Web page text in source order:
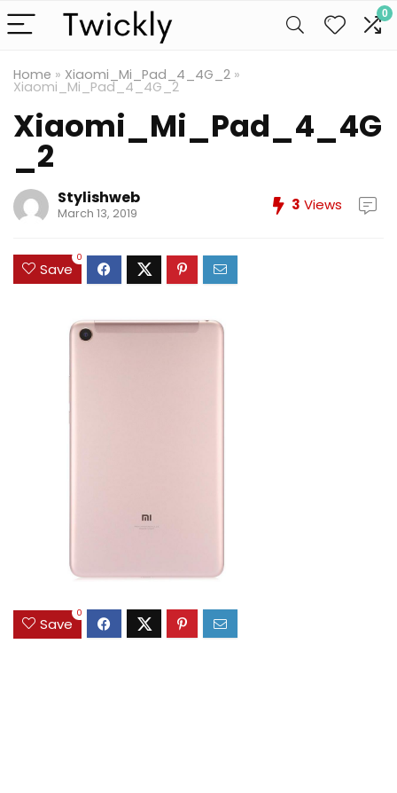
0
Home » Xiaomi_Mi_Pad_4_4G_2 »
Xiaomi_Mi_Pad_4_4G_2
Xiaomi_Mi_Pad_4_4G
_2
Stylishweb
March 13, 2019 3 Views
Save
0
Save
0